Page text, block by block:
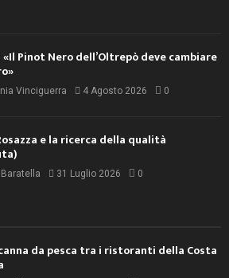
Pinot Nero dell’Oltrepò deve cambiare
Vinciguerra 4 Agosto 2026 0
e la ricerca della qualità
31 Luglio 2026 0
da pesca tra i ristoranti della Costa